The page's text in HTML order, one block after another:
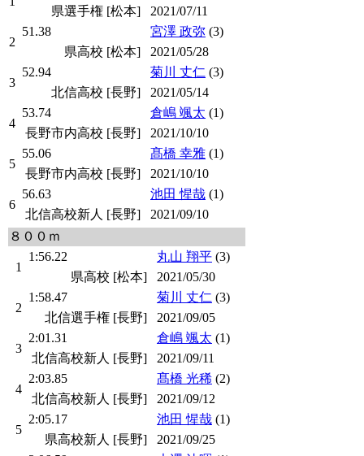
県選手権 [松本]
2021/07/11
2
51.38 宮澤 政弥 (3)
県高校 [松本]
2021/05/28
3
52.94 菊川 丈仁 (3)
北信高校 [長野]
2021/05/14
4
53.74 倉嶋 颯太 (1)
長野市内高校 [長野]
2021/10/10
5
55.06 髙橋 幸雅 (1)
長野市内高校 [長野]
2021/10/10
6
56.63 池田 惺哉 (1)
北信高校新人 [長野]
2021/09/10
８００ｍ
1
1:56.22 丸山 翔平 (3)
県高校 [松本]
2021/05/30
2
1:58.47 菊川 丈仁 (3)
北信選手権 [長野]
2021/09/05
3
2:01.31 倉嶋 颯太 (1)
北信高校新人 [長野]
2021/09/11
4
2:03.85 髙橋 光稀 (2)
北信高校新人 [長野]
2021/09/12
5
2:05.17 池田 惺哉 (1)
県高校新人 [長野]
2021/09/25